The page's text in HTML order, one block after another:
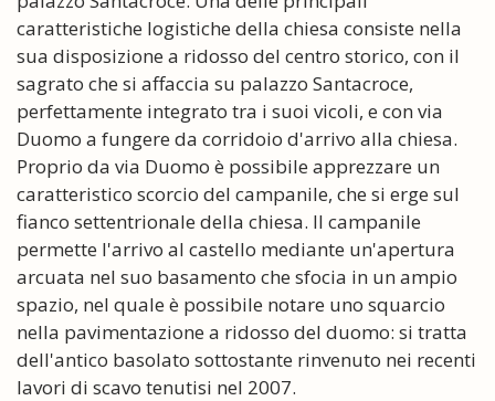
caratteristiche logistiche della chiesa consiste nella
sua disposizione a ridosso del centro storico, con il
sagrato che si affaccia su palazzo Santacroce,
perfettamente integrato tra i suoi vicoli, e con via
Duomo a fungere da corridoio d'arrivo alla chiesa.
Proprio da via Duomo è possibile apprezzare un
caratteristico scorcio del campanile, che si erge sul
fianco settentrionale della chiesa. Il campanile
permette l'arrivo al castello mediante un'apertura
arcuata nel suo basamento che sfocia in un ampio
spazio, nel quale è possibile notare uno squarcio
nella pavimentazione a ridosso del duomo: si tratta
dell'antico basolato sottostante rinvenuto nei recenti
lavori di scavo tenutisi nel 2007.